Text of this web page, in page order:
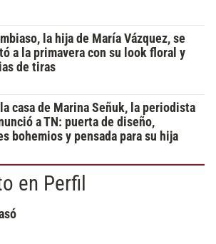
la hija de María Vázquez, se
a la primavera con su look floral y
de tiras
casa de Marina Señuk, la periodista
a TN: puerta de diseño,
bohemios y pensada para su hija
en Perfil